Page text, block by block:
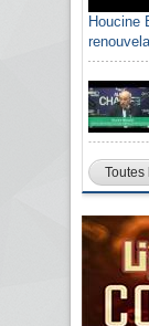
Houcine
Toutes